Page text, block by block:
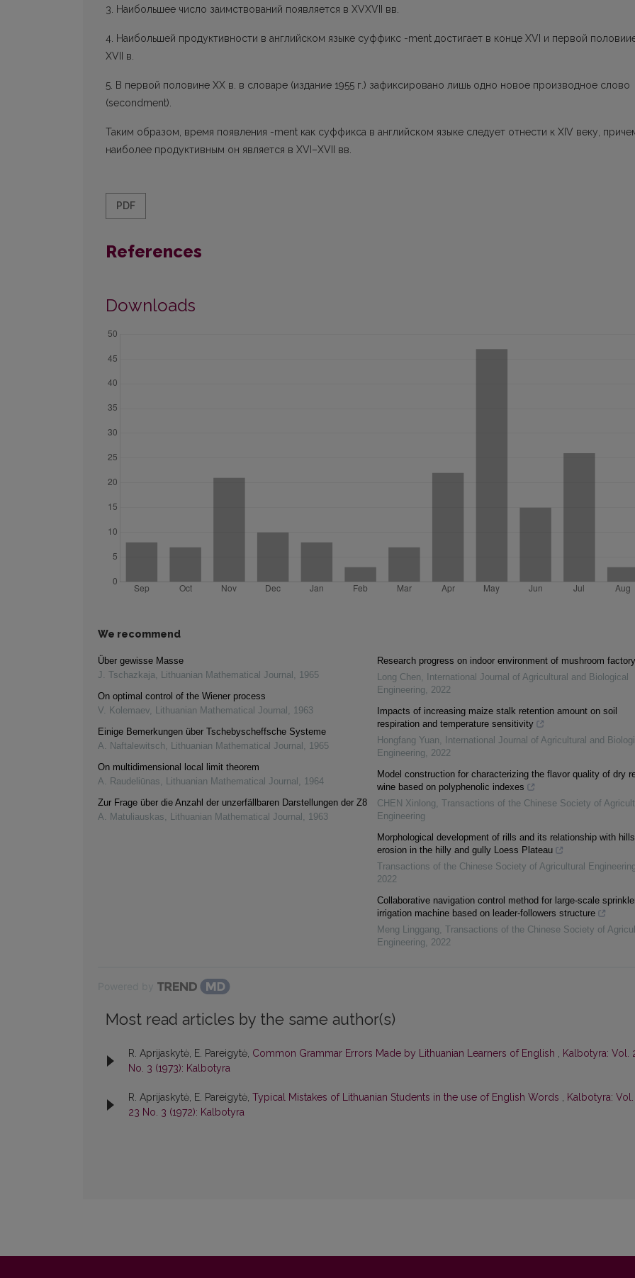
3. Наибольшее число заимствований появляется в XVXVII вв.
4. Наибольшей продуктивности в английском языке суффикс -ment достигает в конце XVI и первой
XVII в.
5. В первой половине ХХ в. в словаре (издание 1955 г.) зафиксировано лишь одно новое производное слово
(secondment).
Таким образом, время появления -ment как суффикса в английском языке следует отнести к XIV веку,
наиболее продуктивным он является в XVI–XVII вв.
PDF
References
Downloads
We recommend
Über gewisse Masse
J. Tschazkaja, Lithuanian Mathematical Journal , 1965
On optimal control of the Wiener process
V. Kolemaev, Lithuanian Mathematical Journal , 1963
Einige Bemerkungen über Tschebyscheffsche Systeme
A. Naftalewitsch, Lithuanian Mathematical Journal , 1965
On multidimensional local limit theorem
A. Raudeliūnas, Lithuanian Mathematical Journal , 1964
Zur Frage über die Anzahl der unzerfällbaren Darstellungen der Z8
A. Matuliauskas, Lithuanian Mathematical Journal , 1963
Research progress on indoor environment of mushroom factory
Long Chen,
International Journal of Agricultural and Biological
Engineering, 2022
Impacts of increasing maize stalk retention amount on soil
respiration and temperature sensitivity
Hongfang Yuan,
International Journal of Agricultural and
Engineering, 2022
Model construction for characterizing the flavor quality of dry
wine based on polyphenolic indexes
CHEN Xinlong, Transactions of the Chinese Society of
Engineering
Morphological development of rills and its relationship with
erosion in the hilly and gully Loess Plateau
Transactions of the Chinese Society of Agricultural
2022
Collaborative navigation control method for large-scale
irrigation machine based on leader-followers structure
Meng Linggang, Transactions of the Chinese Society of
Engineering, 2022
Most read articles by the same author(s)
R. Aprijaskytė, E. Pareigytė, Common Grammar Errors Made by Lithuanian Learners of English , Kalbotyra: Vol.
No. 3 (1973): Kalbotyra
R. Aprijaskytė, E. Pareigytė, Typical Mistakes of Lithuanian Students in the use of English Words , Kalbotyra: Vol.
23 No. 3 (1972): Kalbotyra